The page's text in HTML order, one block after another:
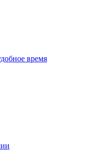
время